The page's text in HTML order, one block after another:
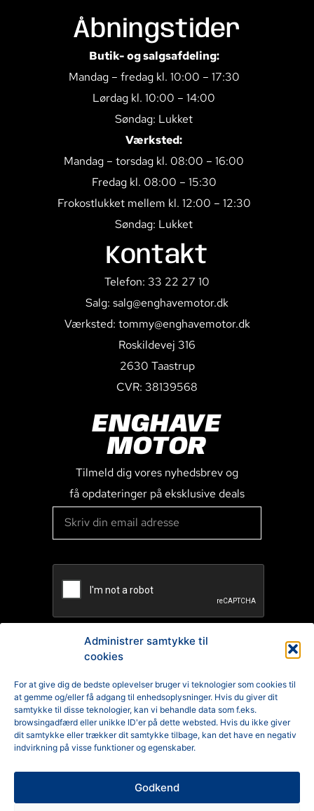
Administrer samtykke til
cookies
For at give dig de bedste oplevelser bruger vi teknologier som cookies til
at gemme og/eller få adgang til enhedsoplysninger. Hvis du giver dit
samtykke til disse teknologier, kan vi behandle data som f.eks.
browsingadfærd eller unikke ID'er på dette websted. Hvis du ikke giver
dit samtykke eller trækker dit samtykke tilbage, kan det have en negativ
indvirkning på visse funktioner og egenskaber.
Godkend
Åbningstider
Butik- og salgsafdeling:
Mandag – fredag kl. 10:00 – 17:30
Lørdag kl. 10:00 – 14:00
Søndag: Lukket
Værksted:
Mandag – torsdag kl. 08:00 – 16:00
Fredag kl. 08:00 – 15:30
Frokostlukket mellem kl. 12:00 – 12:30
Søndag: Lukket
Kontakt
Telefon: 33 22 27 10
Salg: salg@enghavemotor.dk
Værksted: tommy@enghavemotor.dk
Roskildevej 316
2630 Taastrup
CVR: 38139568
ENGHAVE
MOTOR
Tilmeld dig vores nyhedsbrev og
få opdateringer på eksklusive deals
Reklamation
Generelle Handelsbetingelser
Privatlivspolitik